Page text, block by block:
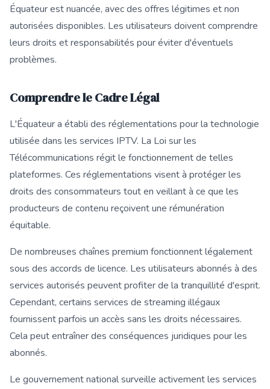
Équateur est nuancée, avec des offres légitimes et non
autorisées disponibles. Les utilisateurs doivent comprendre
leurs droits et responsabilités pour éviter d'éventuels
problèmes.
Comprendre le Cadre Légal
L'Équateur a établi des réglementations pour la technologie
utilisée dans les services IPTV. La Loi sur les
Télécommunications régit le fonctionnement de telles
plateformes. Ces réglementations visent à protéger les
droits des consommateurs tout en veillant à ce que les
producteurs de contenu reçoivent une rémunération
équitable.
De nombreuses chaînes premium fonctionnent légalement
sous des accords de licence. Les utilisateurs abonnés à des
services autorisés peuvent profiter de la tranquillité d'esprit.
Cependant, certains services de streaming illégaux
fournissent parfois un accès sans les droits nécessaires.
Cela peut entraîner des conséquences juridiques pour les
abonnés.
Le gouvernement national surveille activement les services